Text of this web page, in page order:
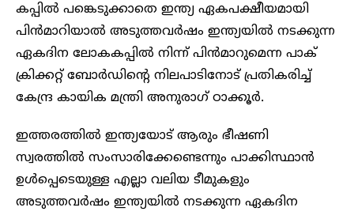
കപ്പില്‍ പങ്കെടുക്കാതെ ഇന്ത്യ ഏകപക്ഷീയമായി
പിന്‍മാറിയാല്‍ അടുത്തവര്‍ഷം ഇന്ത്യയില്‍ നടക്കുന്ന
ഏകദിന ലോകകപ്പില്‍ നിന്ന് പിന്‍മാറുമെന്ന പാക്
ക്രിക്കറ്റ് ബോര്‍ഡിന്‍റെ നിലപാടിനോട് പ്രതികരിച്ച്
കേന്ദ്ര കായിക മന്ത്രി അനുരാഗ് ഠാക്കൂര്‍.
ഇത്തരത്തിൽ ഇന്ത്യയോട് ആരും ഭീഷണി
സ്വരത്തില്‍ സംസാരിക്കേണ്ടെന്നും പാക്കിസ്ഥാന്‍
ഉള്‍പ്പെടെയുള്ള എല്ലാ വലിയ ടീമുകളും
അടുത്തവര്‍ഷം ഇന്ത്യയില്‍ നടക്കുന്ന ഏകദിന